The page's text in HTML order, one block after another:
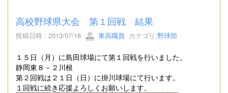
高校野球県大会 第１回戦 結果
投稿日時 : 2013/07/18 東高職員 カテゴリ:野球部
１５日（月）に島田球場にて第１回戦を行いました。
静岡東８－２川根
第２回戦は２１日（日）に掛川球場にて行います。
１回戦に続き応援よろしくお願いします。